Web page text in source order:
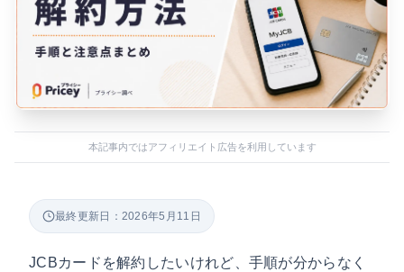
本記事内ではアフィリエイト広告を利用しています
最終更新日：2026年5月11日
JCBカードを解約したいけれど、手順が分からなく